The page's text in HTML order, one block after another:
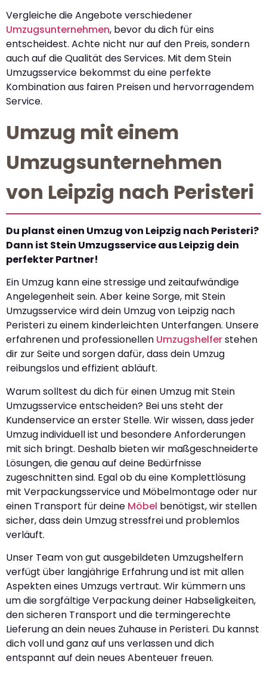
Vergleiche die Angebote verschiedener
Umzugsunternehmen, bevor du dich für eins
entscheidest. Achte nicht nur auf den Preis, sondern
auch auf die Qualität des Services. Mit dem Stein
Umzugsservice bekommst du eine perfekte
Kombination aus fairen Preisen und hervorragendem
Service.
Umzug mit einem
Umzugsunternehmen
von Leipzig nach Peristeri
Du planst einen Umzug von Leipzig nach Peristeri?
Dann ist Stein Umzugsservice aus Leipzig dein
perfekter Partner!
Ein Umzug kann eine stressige und zeitaufwändige
Angelegenheit sein. Aber keine Sorge, mit Stein
Umzugsservice wird dein Umzug von Leipzig nach
Peristeri zu einem kinderleichten Unterfangen. Unsere
erfahrenen und professionellen Umzugshelferstehen
dir zur Seite und sorgen dafür, dass dein Umzug
reibungslos und effizient abläuft.
Warum solltest du dich für einen Umzug mit Stein
Umzugsservice entscheiden? Bei uns steht der
Kundenservice an erster Stelle. Wir wissen, dass jeder
Umzug individuell ist und besondere Anforderungen
mit sich bringt. Deshalb bieten wir maßgeschneiderte
Lösungen, die genau auf deine Bedürfnisse
zugeschnitten sind. Egal ob du eine Komplettlösung
mit Verpackungsservice und Möbelmontage oder nur
einen Transport für deine Möbel benötigst, wir stellen
sicher, dass dein Umzug stressfrei und problemlos
verläuft.
Unser Team von gut ausgebildeten Umzugshelfern
verfügt über langjährige Erfahrung und ist mit allen
Aspekten eines Umzugs vertraut. Wir kümmern uns
um die sorgfältige Verpackung deiner Habseligkeiten,
den sicheren Transport und die termingerechte
Lieferung an dein neues Zuhause in Peristeri. Du kannst
dich voll und ganz auf uns verlassen und dich
entspannt auf dein neues Abenteuer freuen.